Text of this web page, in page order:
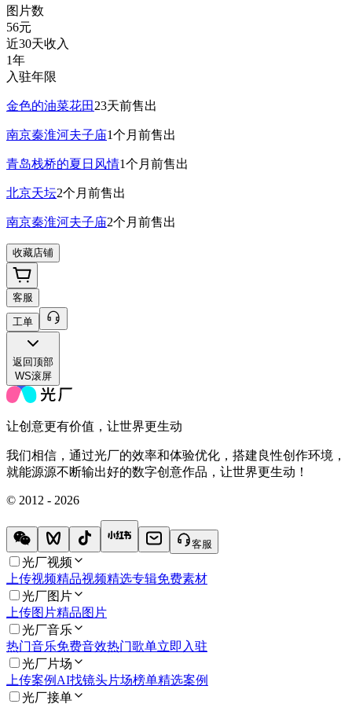
图片数
56元
近30天收入
1年
入驻年限
金色的油菜花田 23天前售出
南京秦淮河夫子庙1个月前售出
青岛栈桥的夏日风情1个月前售出
北京天坛2个月前售出
南京秦淮河夫子庙2个月前售出
收藏店铺
客服
工单
返回顶部
WS滚屏
让创意更有价值，让世界更生动
我们相信，通过光厂的效率和体验优化，搭建良性创作环境，
就能源源不断输出好的数字创意作品，让世界更生动！
© 2012 - 2026
客服
光厂视频
上传视频精品视频精选专辑免费素材
光厂图片
上传图片精品图片
光厂音乐
热门音乐免费音效热门歌单立即入驻
光厂片场
上传案例 AI找镜头片场榜单精选案例
光厂接单